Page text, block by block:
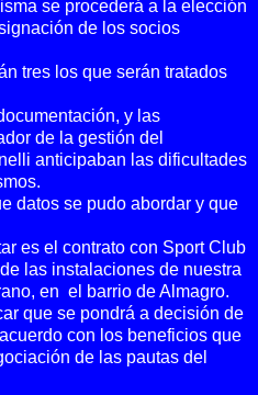
se procederá a la elección
de los socios
tres los que serán tratados
y las
de la gestión del
anticipaban las dificultades
datos se pudo abordar y que
es el contrato con Sport Club
las instalaciones de nuestra
en el barrio de Almagro.
que se pondrá a decisión de
con los beneficios que
de las pautas del